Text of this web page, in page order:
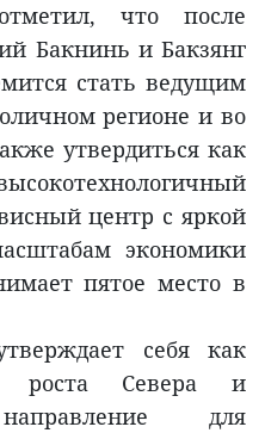
что после
Бакнинь и Бакзянг
стать ведущим
регионе и во
утвердиться как
центр с яркой
экономики
пятое место в
себя как
роста Севера и
для